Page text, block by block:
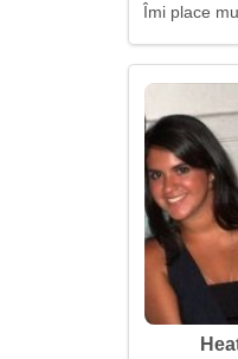
Îmi place